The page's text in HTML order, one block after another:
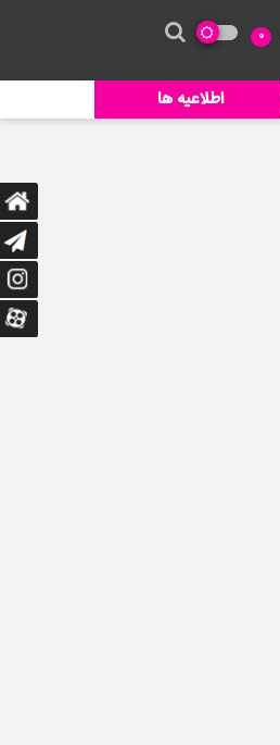
0
اطلاعیه ها
خورده شدن ادم توسط حیوانات وحشی